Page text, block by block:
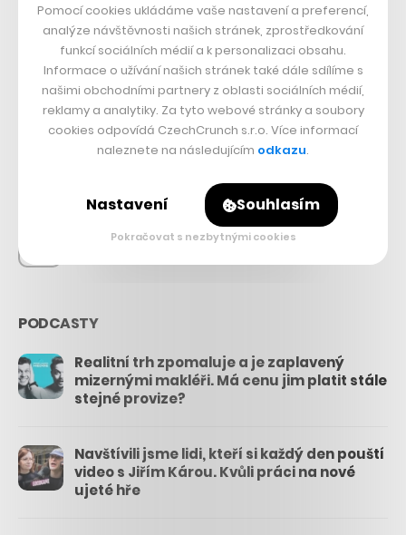
25k
65k
56.4k
PODCASTY
Realitní trh zpomaluje a je zaplavený
mizernými makléři. Má cenu jim platit stále
stejné provize?
Navštívili jsme lidi, kteří si každý den pouští
video s Jiřím Károu. Kvůli práci na nové
ujeté hře
Pomocí cookies ukládáme vaše nastavení a preferencí,
analýze návštěvnosti našich stránek, zprostředkování
funkcí sociálních médií a k personalizaci obsahu.
Informace o užívání našich stránek také dále sdílíme s
našimi obchodními partnery z oblasti sociálních médií,
reklamy a analytiky. Za tyto webové stránky a soubory
cookies odpovídá CzechCrunch s.r.o. Více informací
naleznete na následujícím odkazu.
Nastavení Souhlasím
Pokračovat s nezbytnými cookies